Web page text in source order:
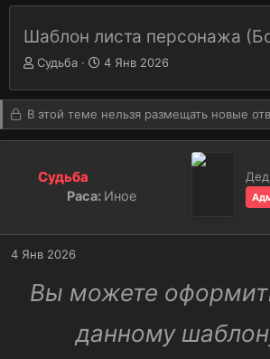
Шаблон листа персонажа
Автор темы
А
о
р
м
Судьба Дата начала
Д
а
н
л
4 Янв 2026
В этой теме нельзя размещать новые
Судьба
Раса: Иное
4 Янв 2026
Вы можете
данному